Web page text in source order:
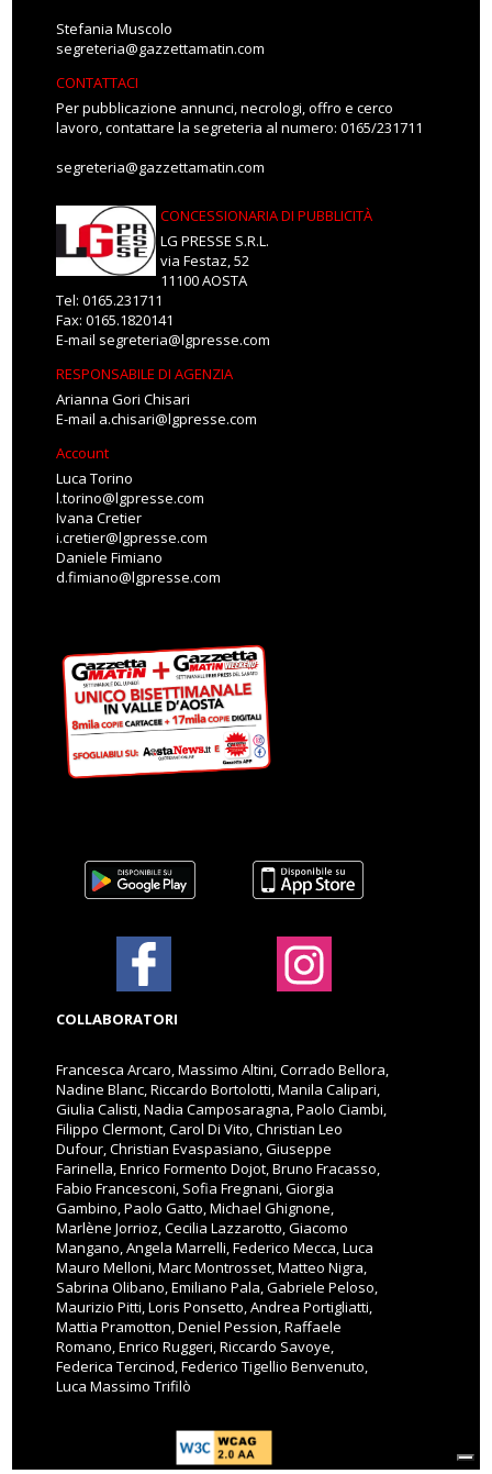
Stefania Muscolo
segreteria@gazzettamatin.com
CONTATTACI
Per pubblicazione annunci, necrologi, offro e cerco
lavoro, contattare la segreteria al numero: 0165/231711
segreteria@gazzettamatin.com
CONCESSIONARIA DI PUBBLICITÀ
LG PRESSE S.R.L.
via Festaz, 52
11100 AOSTA
Tel: 0165.231711
Fax: 0165.1820141
E-mail segreteria@lgpresse.com
RESPONSABILE DI AGENZIA
Arianna Gori Chisari
E-mail a.chisari@lgpresse.com
Account
Luca Torino
l.torino@lgpresse.com
Ivana Cretier
i.cretier@lgpresse.com
Daniele Fimiano
d.fimiano@lgpresse.com
COLLABORATORI
Francesca Arcaro, Massimo Altini, Corrado Bellora,
Nadine Blanc, Riccardo Bortolotti, Manila Calipari,
Giulia Calisti, Nadia Camposaragna, Paolo Ciambi,
Filippo Clermont, Carol Di Vito, Christian Leo
Dufour, Christian Evaspasiano, Giuseppe
Farinella, Enrico Formento Dojot, Bruno Fracasso,
Fabio Francesconi, Sofia Fregnani, Giorgia
Gambino, Paolo Gatto, Michael Ghignone,
Marlène Jorrioz, Cecilia Lazzarotto, Giacomo
Mangano, Angela Marrelli, Federico Mecca, Luca
Mauro Melloni, Marc Montrosset, Matteo Nigra,
Sabrina Olibano, Emiliano Pala, Gabriele Peloso,
Maurizio Pitti, Loris Ponsetto, Andrea Portigliatti,
Mattia Pramotton, Deniel Pession, Raffaele
Romano, Enrico Ruggeri, Riccardo Savoye,
Federica Tercinod, Federico Tigellio Benvenuto,
Luca Massimo Trifilò